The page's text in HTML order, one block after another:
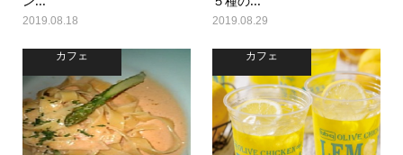
2019.08.18 2019.08.29
カフェ カフェ